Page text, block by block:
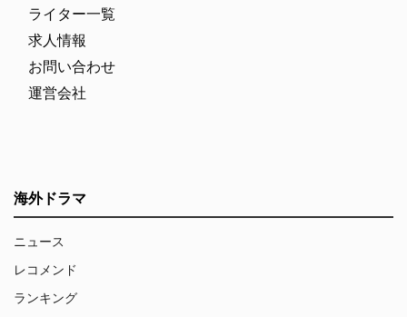
ライター一覧
求人情報
お問い合わせ
運営会社
海外ドラマ
ニュース
レコメンド
ランキング